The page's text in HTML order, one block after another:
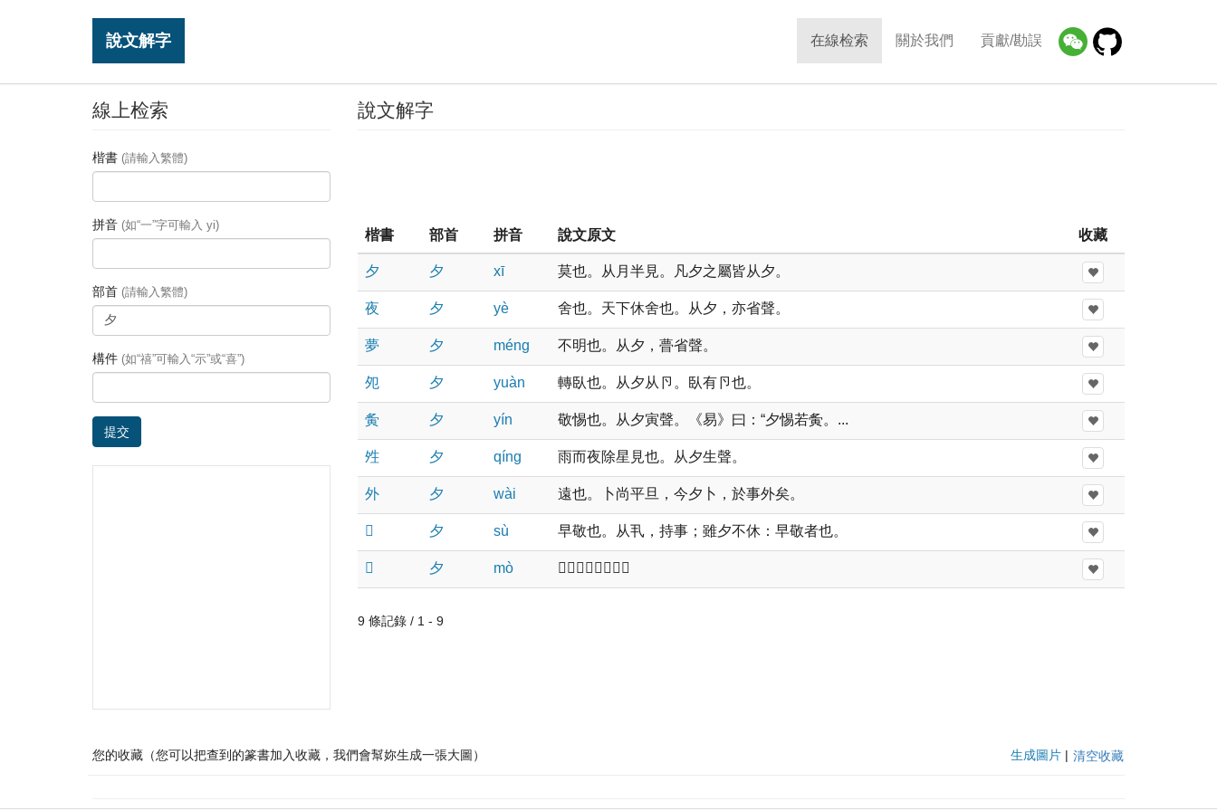
說文解字 在線检索 關於我們 貢獻/勘誤
說文解字
楷書 部首 拼音 說文原文 收藏
夕 夕 xī 莫也。从月半見。凡夕之屬皆从夕。
夜 夕 yè 舍也。天下休舍也。从夕，亦省聲。
夢 夕 ménɡ 不明也。从夕，瞢省聲。
夗 夕 yuàn 轉臥也。从夕从卪。臥有卪也。
夤 夕 yín 敬惕也。从夕寅聲。《易》曰：“夕惕若夤。...
夝 夕 qínɡ 雨而夜除星見也。从夕生聲。
外 夕 wài 遠也。卜尚平旦，今夕卜，於事外矣。
𡖊 夕 sù 早敬也。从丮，持事；雖夕不休：早敬者也。
𡖶 夕 mò 𡧯也。从夕莫聲。
9 條記錄 / 1 - 9
線上检索
楷書 (請輸入繁體)
拼音 (如“一”字可輸入 yi)
部首 (請輸入繁體)
構件 (如“禧”可輸入“示”或“喜”)
提交
您的收藏（您可以把查到的篆書加入收藏，我們會幫妳生成一張大圖） 生成圖片 | 清空收藏